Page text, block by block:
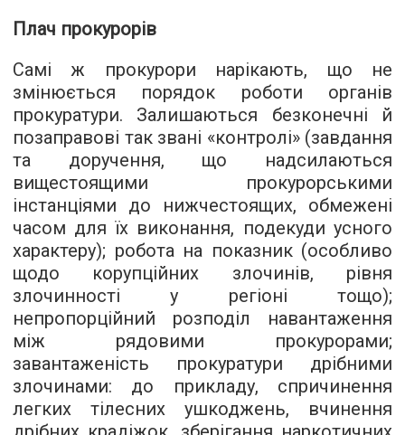
Плач прокурорів
Самі ж прокурори нарікають, що не
змінюється порядок роботи органів
прокуратури. Залишаються безконечні й
позаправові так звані «контролі» (завдання
та доручення, що надсилаються
вищестоящими прокурорськими
інстанціями до нижчестоящих, обмежені
часом для їх виконання, подекуди усного
характеру); робота на показник (особливо
щодо корупційних злочинів, рівня
злочинності у регіоні тощо);
непропорційний розподіл навантаження
між рядовими прокурорами;
завантаженість прокуратури дрібними
злочинами: до прикладу, спричинення
легких тілесних ушкоджень, вчинення